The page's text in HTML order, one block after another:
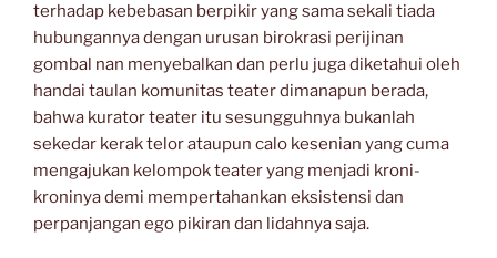
terhadap kebebasan berpikir yang sama sekali tiada
hubungannya dengan urusan birokrasi perijinan
gombal nan menyebalkan dan perlu juga diketahui oleh
handai taulan komunitas teater dimanapun berada,
bahwa kurator teater itu sesungguhnya bukanlah
sekedar kerak telor ataupun calo kesenian yang cuma
mengajukan kelompok teater yang menjadi kroni-
kroninya demi mempertahankan eksistensi dan
perpanjangan ego pikiran dan lidahnya saja.